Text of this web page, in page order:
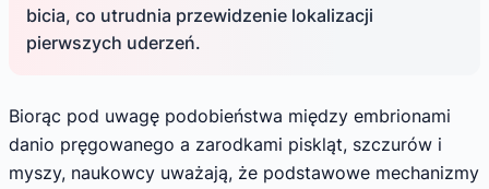
bicia, co utrudnia przewidzenie lokalizacji
pierwszych uderzeń.
Biorąc pod uwagę podobieństwa między embrionami
danio pręgowanego a zarodkami piskląt, szczurów i
myszy, naukowcy uważają, że podstawowe mechanizmy